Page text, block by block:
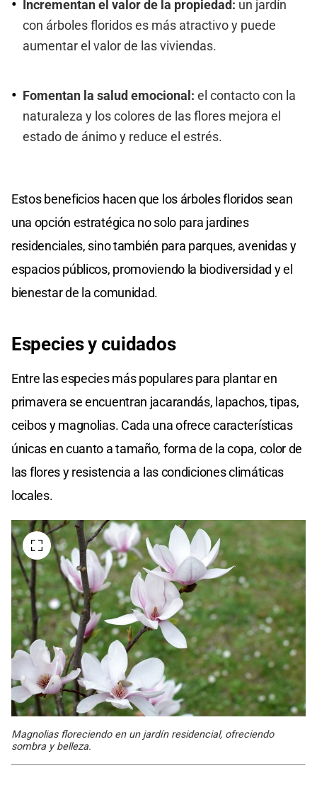
Incrementan el valor de la propiedad: un jardín
con árboles floridos es más atractivo y puede
aumentar el valor de las viviendas.
Fomentan la salud emocional: el contacto con la
naturaleza y los colores de las flores mejora el
estado de ánimo y reduce el estrés.
Estos beneficios hacen que los árboles floridos sean
una opción estratégica no solo para jardines
residenciales, sino también para parques, avenidas y
espacios públicos, promoviendo la biodiversidad y el
bienestar de la comunidad.
Especies y cuidados
Entre las especies más populares para plantar en
primavera se encuentran jacarandás, lapachos, tipas,
ceibos y magnolias. Cada una ofrece características
únicas en cuanto a tamaño, forma de la copa, color de
las flores y resistencia a las condiciones climáticas
locales.
Magnolias floreciendo en un jardín residencial, ofreciendo
sombra y belleza.